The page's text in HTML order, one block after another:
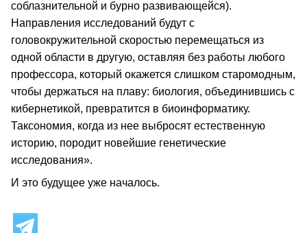
соблазнительной и бурно развивающейся).
Направления исследований будут с
головокружительной скоростью перемещаться из
одной области в другую, оставляя без работы любого
профессора, который окажется слишком старомодным,
чтобы держаться на плаву: биология, объединившись с
кибернетикой, превратится в биоинформатику.
Таксономия, когда из нее выбросят естественную
историю, породит новейшие генетические
исследования».
И это будущее уже началось.